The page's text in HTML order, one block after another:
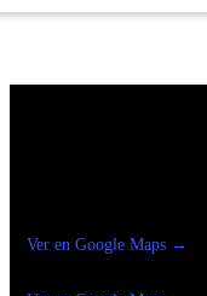
Ver en Google Maps →